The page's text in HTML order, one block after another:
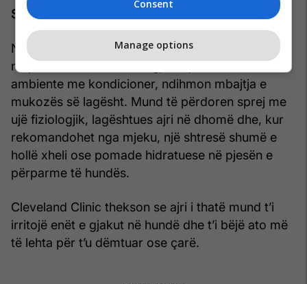
Si mund të parandalohet
Nëse gjakrrjedhja nga hunda përsëritet, sidomos
në periudha të thata ose gjatë qëndrimit në
ambiente me kondicioner, ndihmon mbajtja e
mukozës së lagësht. Mund të përdoren sprej me
ujë fiziologjik, lagështues ajri në dhomë dhe, kur
rekomandohet nga mjeku, një shtresë shumë e
hollë xheli ose pomade hidratuese në pjesën e
përparme të hundës.
Cleveland Clinic thekson se ajri i thatë mund t’i
irritojë enët e gjakut në hundë dhe t’i bëjë ato më
të lehta për t’u dëmtuar ose çarë.
Consent
Manage options